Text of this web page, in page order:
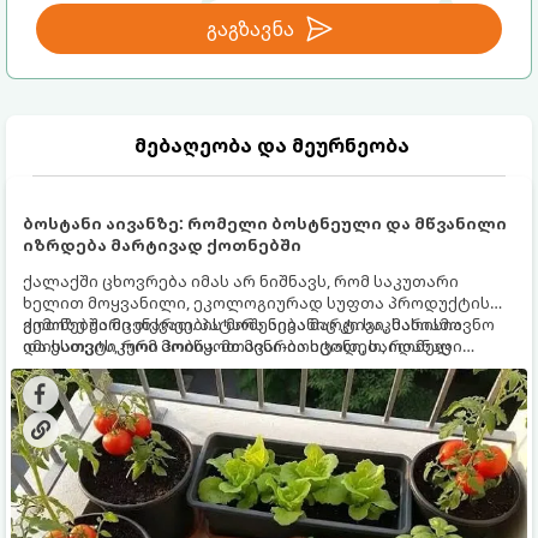
გაგზავნა
მებაღეობა და მეურნეობა
ბოსტანი აივანზე: რომელი ბოსტნეული და მწვანილი
იზრდება მარტივად ქოთნებში
ქალაქში ცხოვრება იმას არ ნიშნავს, რომ საკუთარი
ხელით მოყვანილი, ეკოლოგიურად სუფთა პროდუქტის
გემოზე უარი თქვათ. პატარა აივანიც კი საკმარისია
იმისათვის, რომ მოიწყოთ მინი-ბოსტანი, საიდანაც
ყოველდღიურად ახალ, არომატულ მწვანილსა და
ბოსტნეულს მოკრეფთ.
ქოთნებში მცენარეების მოშენება მარტივი, სასიამოვნო
და ესთეტიკური ჰობია. მთავარია იცოდეთ, რომელი
კულტურები ეგუებიან ქოთნის პირობებს ყველაზე კარგად
და როგორ მოუაროთ მათ სწორად.